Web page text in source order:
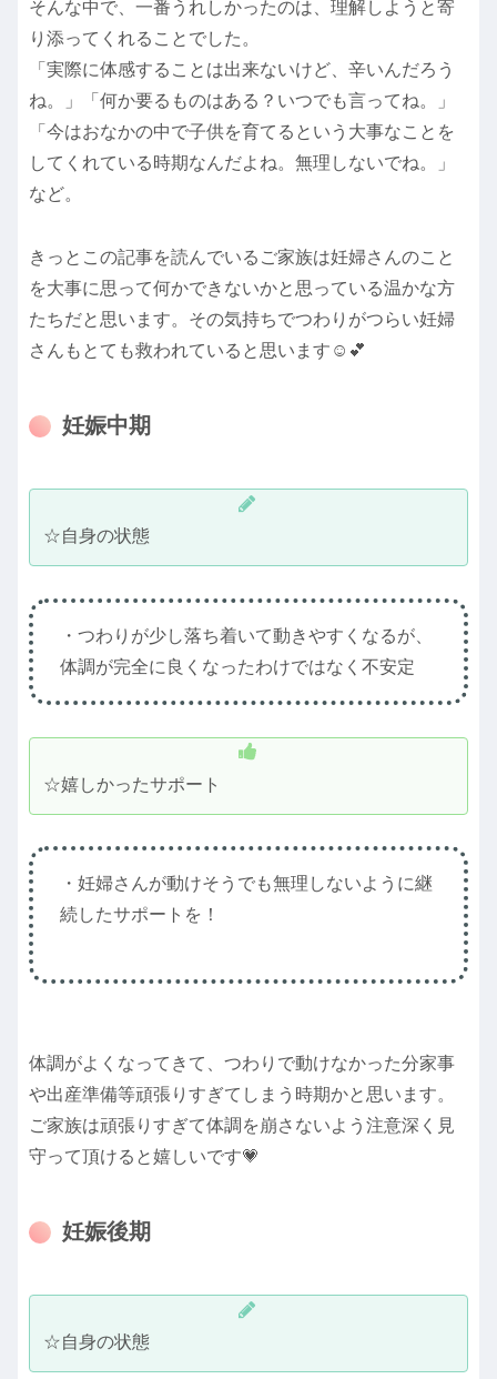
そんな中で、一番うれしかったのは、理解しようと寄
り添ってくれることでした。
「実際に体感することは出来ないけど、辛いんだろう
ね。」「何か要るものはある？いつでも言ってね。」
「今はおなかの中で子供を育てるという大事なことを
してくれている時期なんだよね。無理しないでね。」
など。
きっとこの記事を読んでいるご家族は妊婦さんのこと
を大事に思って何かできないかと思っている温かな方
たちだと思います。その気持ちでつわりがつらい妊婦
さんもとても救われていると思います☺️💕
妊娠中期
☆自身の状態
・つわりが少し落ち着いて動きやすくなるが、
体調が完全に良くなったわけではなく不安定
☆嬉しかったサポート
・妊婦さんが動けそうでも無理しないように継
続したサポートを！
体調がよくなってきて、つわりで動けなかった分家事
や出産準備等頑張りすぎてしまう時期かと思います。
ご家族は頑張りすぎて体調を崩さないよう注意深く見
守って頂けると嬉しいです💗
妊娠後期
☆自身の状態